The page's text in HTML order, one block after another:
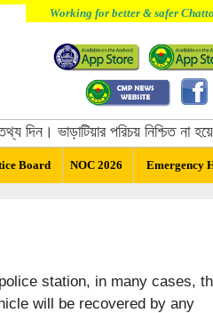
Working for better & safer
পরিচয় নিশ্চিত না হয়ে
Board NOC 2026 Emergency
station, in many cases,
will be recovered by any